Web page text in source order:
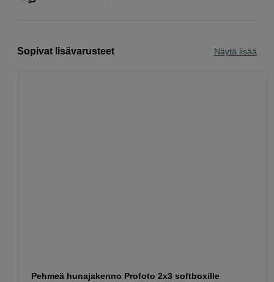
Sopivat lisävarusteet Näytä lisää
Pehmeä hunajakenno Profoto 2x3 softboxille